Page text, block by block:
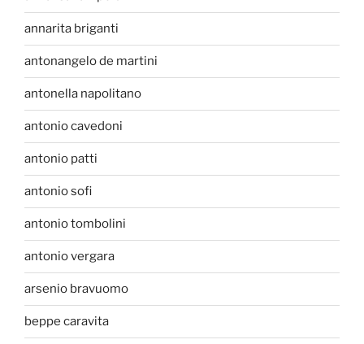
annarita briganti
antonangelo de martini
antonella napolitano
antonio cavedoni
antonio patti
antonio sofi
antonio tombolini
antonio vergara
arsenio bravuomo
beppe caravita